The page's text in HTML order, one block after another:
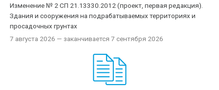
Изменение № 2 СП 21.13330.2012 (проект, первая редакция).
Здания и сооружения на подрабатываемых территориях и
просадочных грунтах
7 августа 2026 — заканчивается 7 сентября 2026